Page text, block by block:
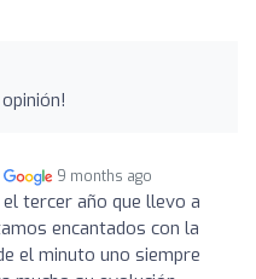
9 months ago
tercer año que llevo a
encantados con la
el minuto uno siempre